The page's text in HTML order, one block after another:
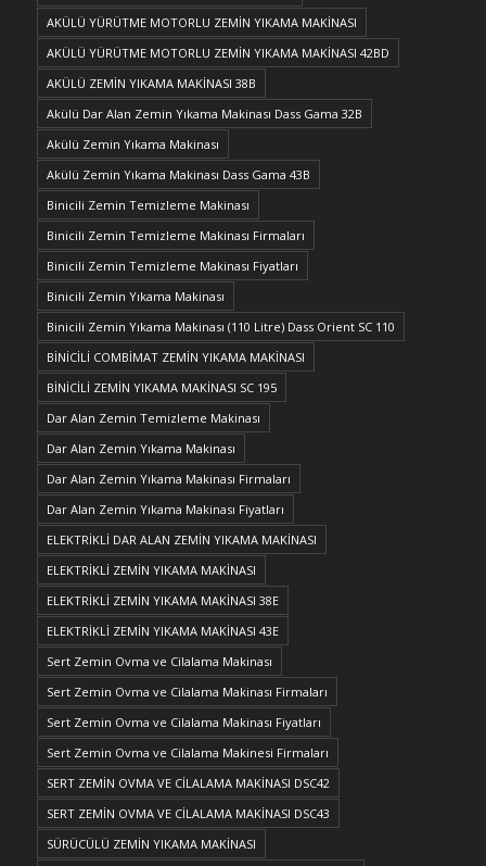
AKÜLÜ YÜRÜTME MOTORLU ZEMİN YIKAMA MAKİNASI
AKÜLÜ YÜRÜTME MOTORLU ZEMİN YIKAMA MAKİNASI 42BD
AKÜLÜ ZEMİN YIKAMA MAKİNASI 38B
Akülü Dar Alan Zemin Yıkama Makinası Dass Gama 32B
Akülü Zemin Yıkama Makinası
Akülü Zemin Yıkama Makinası Dass Gama 43B
Binicili Zemin Temizleme Makinası
Binicili Zemin Temizleme Makinası Firmaları
Binicili Zemin Temizleme Makinası Fiyatları
Binicili Zemin Yıkama Makinası
Binicili Zemin Yıkama Makinası (110 Litre) Dass Orient SC 110
BİNİCİLİ COMBİMAT ZEMİN YIKAMA MAKİNASI
BİNİCİLİ ZEMİN YIKAMA MAKİNASI SC 195
Dar Alan Zemin Temizleme Makinası
Dar Alan Zemin Yıkama Makinası
Dar Alan Zemin Yıkama Makinası Firmaları
Dar Alan Zemin Yıkama Makinası Fiyatları
ELEKTRİKLİ DAR ALAN ZEMİN YIKAMA MAKİNASI
ELEKTRİKLİ ZEMİN YIKAMA MAKİNASI
ELEKTRİKLİ ZEMİN YIKAMA MAKİNASI 38E
ELEKTRİKLİ ZEMİN YIKAMA MAKİNASI 43E
Sert Zemin Ovma ve Cilalama Makinası
Sert Zemin Ovma ve Cilalama Makinası Firmaları
Sert Zemin Ovma ve Cilalama Makinası Fiyatları
Sert Zemin Ovma ve Cilalama Makinesi Firmaları
SERT ZEMİN OVMA VE CİLALAMA MAKİNASI DSC42
SERT ZEMİN OVMA VE CİLALAMA MAKİNASI DSC43
SÜRÜCÜLÜ ZEMİN YIKAMA MAKİNASI